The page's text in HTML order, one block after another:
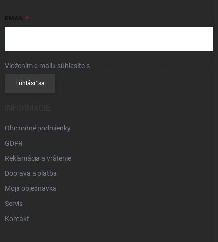
EMAIL
Vložením e-mailu súhlasíte s
Prihlásiť sa
Obchodné podmienky
GDPR
Reklamácia a vrátenie
Doprava a platba
Moja objednávka
Servis
Kontakt